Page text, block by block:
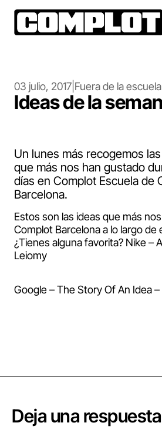
03 julio, 2017 Fuera de la escuela
Ideas de la
Un lunes más recogemos
que más nos han gustado
días en Complot Escuela de
Barcelona.
Estos son las ideas que más
Complot Barcelona a lo largo de
¿Tienes alguna favorita? Nike –
Leiomy
Google – The Story Of An Idea
Deja una respuesta